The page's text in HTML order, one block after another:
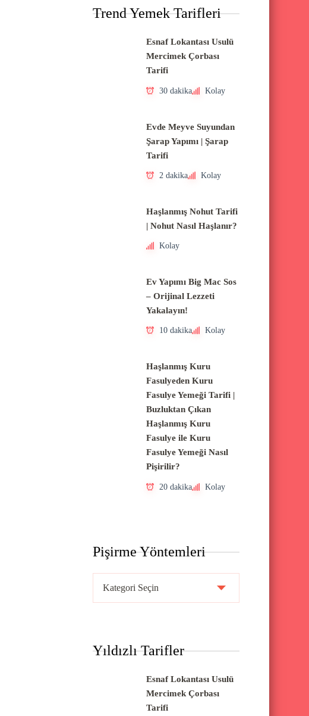
M
Trend Yemek Tarifleri
Esnaf Lokantası Usulü
Mercimek Çorbası
Tarifi
30 dakika Kolay
Evde Meyve Suyundan
Şarap Yapımı | Şarap
Tarifi
2 dakika Kolay
Haşlanmış Nohut Tarifi
| Nohut Nasıl Haşlanır?
Kolay
Ev Yapımı Big Mac Sos
– Orijinal Lezzeti
Yakalayın!
10 dakika Kolay
Haşlanmış Kuru
Fasulyeden Kuru
Fasulye Yemeği Tarifi |
Buzluktan Çıkan
Haşlanmış Kuru
Fasulye ile Kuru
Fasulye Yemeği Nasıl
Pişirilir?
20 dakika Kolay
Pişirme Yöntemleri
r
Yıldızlı Tarifler
Esnaf Lokantası Usulü
Mercimek Çorbası
Tarifi